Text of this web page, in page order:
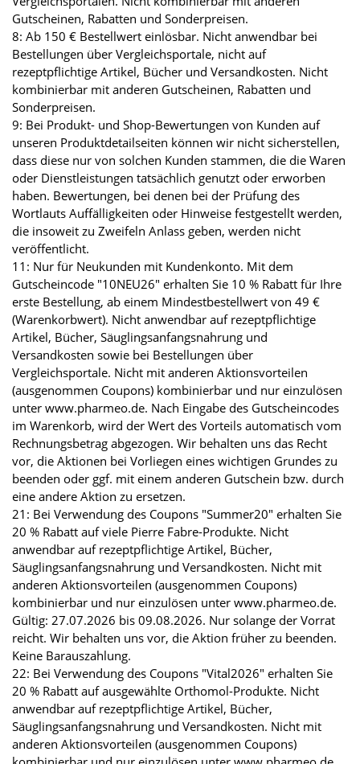
Gutscheinen, Rabatten und Sonderpreisen.
8: Ab 150 € Bestellwert einlösbar. Nicht anwendbar bei
Bestellungen über Vergleichsportale, nicht auf
rezeptpflichtige Artikel, Bücher und Versandkosten. Nicht
kombinierbar mit anderen Gutscheinen, Rabatten und
Sonderpreisen.
9: Bei Produkt- und Shop-Bewertungen von Kunden auf
unseren Produktdetailseiten können wir nicht sicherstellen,
dass diese nur von solchen Kunden stammen, die die Waren
oder Dienstleistungen tatsächlich genutzt oder erworben
haben. Bewertungen, bei denen bei der Prüfung des
Wortlauts Auffälligkeiten oder Hinweise festgestellt werden,
die insoweit zu Zweifeln Anlass geben, werden nicht
veröffentlicht.
11: Nur für Neukunden mit Kundenkonto. Mit dem
Gutscheincode "10NEU26" erhalten Sie 10 % Rabatt für Ihre
erste Bestellung, ab einem Mindestbestellwert von 49 €
(Warenkorbwert). Nicht anwendbar auf rezeptpflichtige
Artikel, Bücher, Säuglingsanfangsnahrung und
Versandkosten sowie bei Bestellungen über
Vergleichsportale. Nicht mit anderen Aktionsvorteilen
(ausgenommen Coupons) kombinierbar und nur einzulösen
unter www.pharmeo.de. Nach Eingabe des Gutscheincodes
im Warenkorb, wird der Wert des Vorteils automatisch vom
Rechnungsbetrag abgezogen. Wir behalten uns das Recht
vor, die Aktionen bei Vorliegen eines wichtigen Grundes zu
beenden oder ggf. mit einem anderen Gutschein bzw. durch
eine andere Aktion zu ersetzen.
21: Bei Verwendung des Coupons "Summer20" erhalten Sie
20 % Rabatt auf viele Pierre Fabre-Produkte. Nicht
anwendbar auf rezeptpflichtige Artikel, Bücher,
Säuglingsanfangsnahrung und Versandkosten. Nicht mit
anderen Aktionsvorteilen (ausgenommen Coupons)
kombinierbar und nur einzulösen unter www.pharmeo.de.
Gültig: 27.07.2026 bis 09.08.2026. Nur solange der Vorrat
reicht. Wir behalten uns vor, die Aktion früher zu beenden.
Keine Barauszahlung.
22: Bei Verwendung des Coupons "Vital2026" erhalten Sie
20 % Rabatt auf ausgewählte Orthomol-Produkte. Nicht
anwendbar auf rezeptpflichtige Artikel, Bücher,
Säuglingsanfangsnahrung und Versandkosten. Nicht mit
anderen Aktionsvorteilen (ausgenommen Coupons)